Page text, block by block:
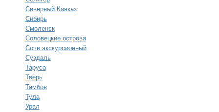
Северный Кавказ
Сибирь
Смоленск
Соловецкие острова
Сочи экскурсионный
Суздаль
Таруса
Тверь
Тамбов
Тула
Урал